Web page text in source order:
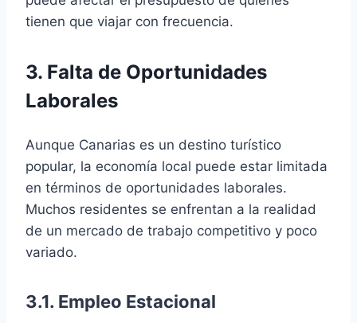
tienen que viajar con frecuencia.
3. Falta de Oportunidades
Laborales
Aunque Canarias es un destino turístico
popular, la economía local puede estar limitada
en términos de oportunidades laborales.
Muchos residentes se enfrentan a la realidad
de un mercado de trabajo competitivo y poco
variado.
3.1. Empleo Estacional